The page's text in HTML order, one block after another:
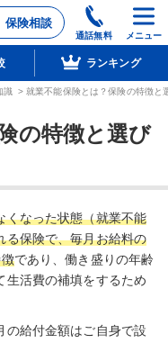
保険相談
通話無料 メニュー
ランキング
識 > 就業不能保険とは？保険の特徴と
の特徴と選び
くなった状態（就業不能
る保険で、毎月お給料の
であり、働き盛りの年齢
生活費の補填をするため
の給付金額はご自身で設